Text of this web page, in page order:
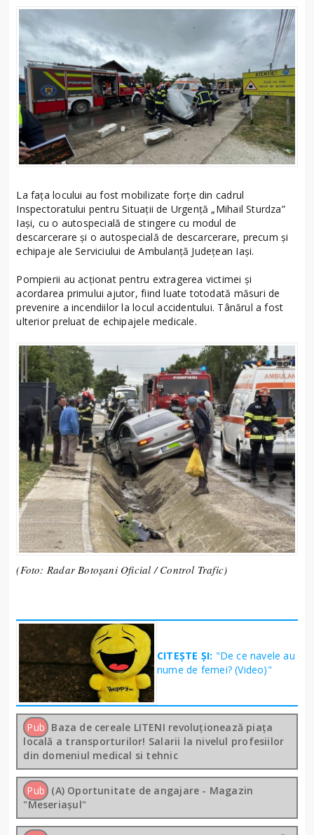
La fața locului au fost mobilizate forțe din cadrul
Inspectoratului pentru Situații de Urgență „Mihail Sturdza”
Iași, cu o autospecială de stingere cu modul de
descarcerare și o autospecială de descarcerare, precum și
echipaje ale Serviciului de Ambulanță Județean Iași.
Pompierii au acționat pentru extragerea victimei și
acordarea primului ajutor, fiind luate totodată măsuri de
prevenire a incendiilor la locul accidentului. Tânărul a fost
ulterior preluat de echipajele medicale.
(Foto: Radar Botoșani Oficial / Control Trafic)
CITEȘTE ȘI: "De ce navele au
nume de femei? (Video)"
Pub Baza de cereale LITENI revoluționează piața
locală a transporturilor! Salarii la nivelul profesiilor
din domeniul medical si tehnic
Pub (A) Oportunitate de angajare - Magazin
"Meseriașul"